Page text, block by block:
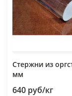
Стержни из
мм
640 руб/кг